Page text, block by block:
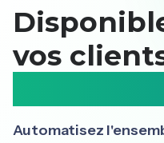
vos
Automatisez